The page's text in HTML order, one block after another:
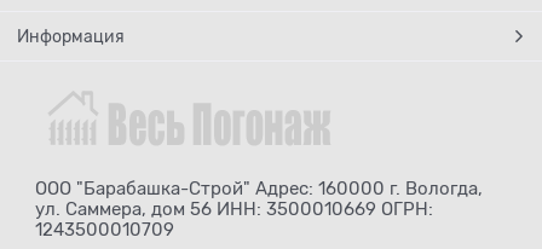
Информация
ООО "Барабашка-Строй" Адрес: 160000 г. Вологда,
ул. Саммера, дом 56 ИНН: 3500010669 ОГРН:
1243500010709